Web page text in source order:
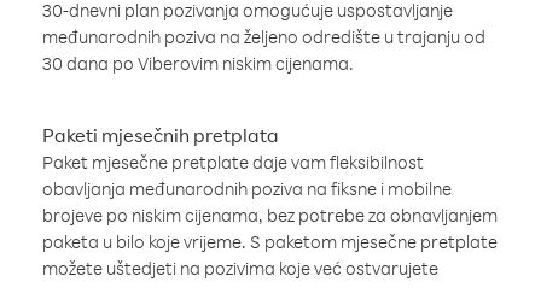
30-dnevni plan pozivanja omogućuje uspostavljanje
međunarodnih poziva na željeno odredište u trajanju od
30 dana po Viberovim niskim cijenama.
Paketi mjesečnih pretplata
Paket mjesečne pretplate daje vam fleksibilnost
obavljanja međunarodnih poziva na fiksne i mobilne
brojeve po niskim cijenama, bez potrebe za obnavljanjem
paketa u bilo koje vrijeme. S paketom mjesečne pretplate
možete uštedjeti na pozivima koje već ostvarujete